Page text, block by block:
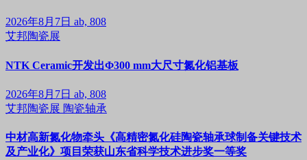
2026年8月7日 ab, 808
艾邦陶瓷展
NTK Ceramic开发出Φ300 mm大尺寸氮化铝基板
2026年8月7日 ab, 808
艾邦陶瓷展 陶瓷轴承
中材高新氮化物牵头《高精密氮化硅陶瓷轴承球制备关键技术
及产业化》项目荣获山东省科学技术进步奖一等奖